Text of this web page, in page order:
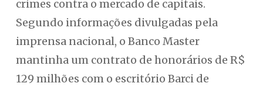
crimes contra o mercado de capitais.
Segundo informações divulgadas pela
imprensa nacional, o Banco Master
mantinha um contrato de honorários de R$
129 milhões com o escritório Barci de